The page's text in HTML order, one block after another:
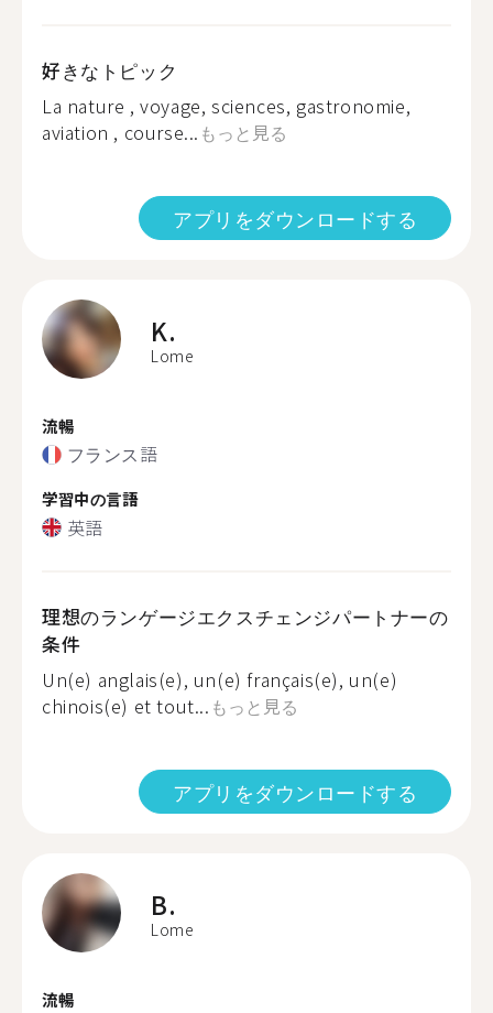
好きなトピック
La nature , voyage, sciences, gastronomie,
aviation , course... もっと見る
アプリをダウンロードする
K.
Lome
流暢
フランス語
学習中の言語
英語
理想のランゲージエクスチェンジパートナーの
条件
Un(e) anglais(e), un(e) français(e), un(e)
chinois(e) et tout... もっと見る
アプリをダウンロードする
B.
Lome
流暢